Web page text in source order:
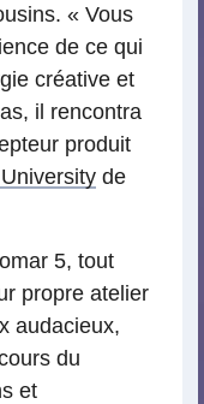
« Vous
de ce qui
créative et
il rencontra
produit
de
5, tout
propre atelier
audacieux,
du
et